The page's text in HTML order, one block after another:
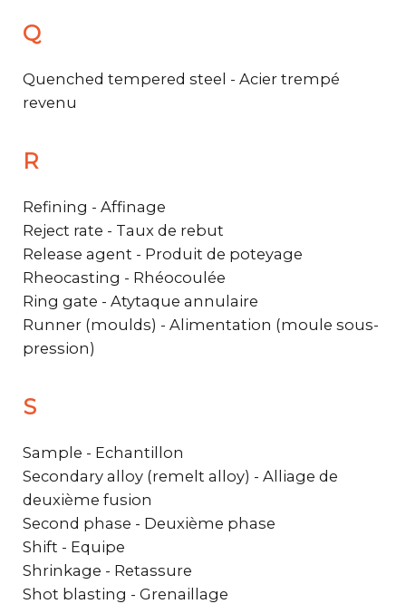
Q
Quenched tempered steel - Acier trempé
revenu
R
Refining - Affinage
Reject rate - Taux de rebut
Release agent - Produit de poteyage
Rheocasting - Rhéocoulée
Ring gate - Atytaque annulaire
Runner (moulds) - Alimentation (moule sous-
pression)
S
Sample - Echantillon
Secondary alloy (remelt alloy) - Alliage de
deuxième fusion
Second phase - Deuxième phase
Shift - Equipe
Shrinkage - Retassure
Shot blasting - Grenaillage